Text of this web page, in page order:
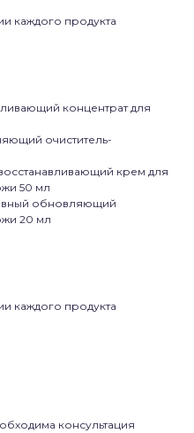
каждого продукта
концентрат для
очиститель-
крем для
50 мл
обновляющий
20 мл
каждого продукта
консультация